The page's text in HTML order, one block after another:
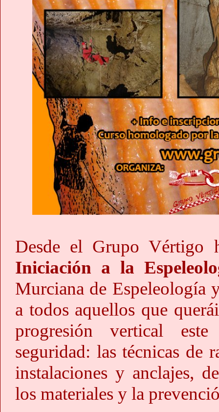
Desde el Grupo Vértigo
Iniciación a la
Murciana de Espeleología
a todos aquellos que
progresión vertical
seguridad: las técnicas de
instalaciones y anclajes,
los materiales y la